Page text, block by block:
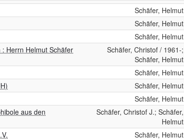
Schäfer, Helmut
Schäfer, Helmut
Schäfer, Helmut
Herrn Helmut Schäfer
Schäfer, Christof / 1961-;
Schäfer, Helmut
Schäfer, Helmut
Schäfer, Helmut
Schäfer, Helmut
aus den
Schäfer, Christof J.; Schäfer,
Helmut
Schäfer, Helmut